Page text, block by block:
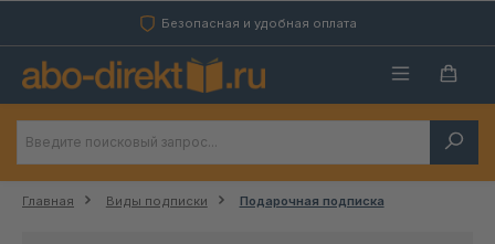
Перейти к основному содержаниюБезопасная и удобная оплата
Главная Виды подписки Подарочная подписка